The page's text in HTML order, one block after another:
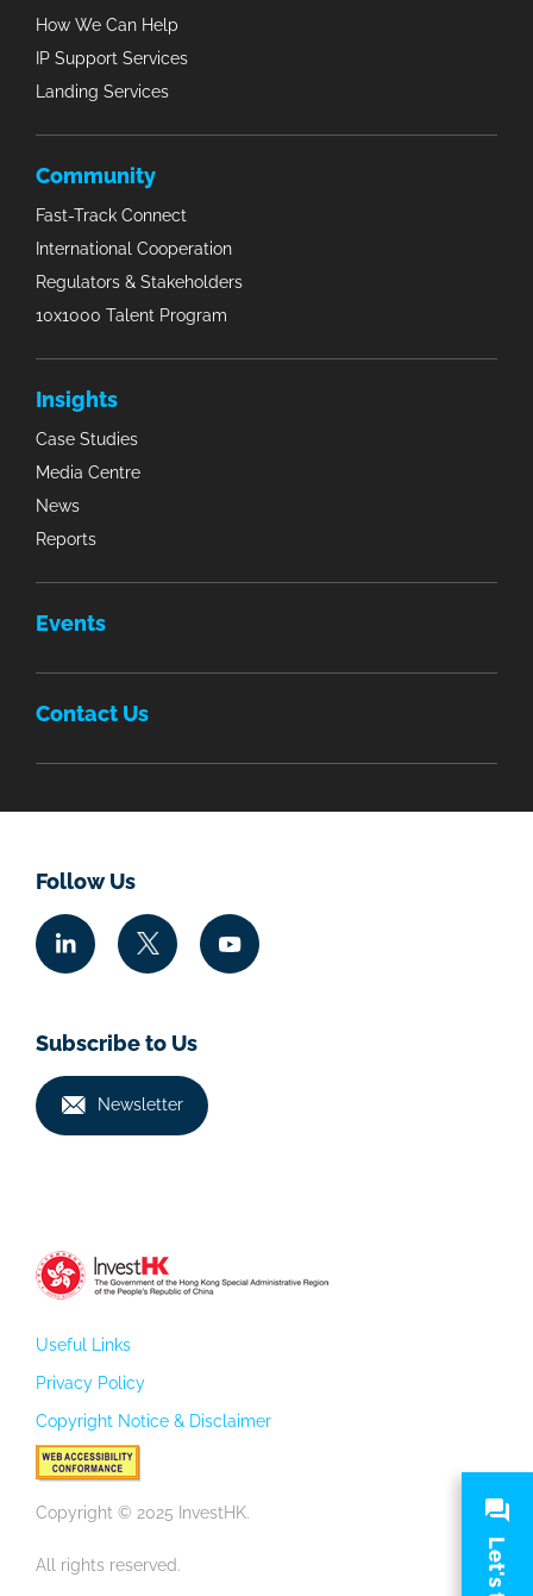
How We Can Help
IP Support Services
Landing Services
Community
Fast-Track Connect
International Cooperation
Regulators & Stakeholders
10x1000 Talent Program
Insights
Case Studies
Media Centre
News
Reports
Events
Contact Us
Follow Us
Subscribe to Us
Newsletter
Useful Links
Privacy Policy
Copyright Notice & Disclaimer
Copyright © 2025 InvestHK.
All rights reserved.